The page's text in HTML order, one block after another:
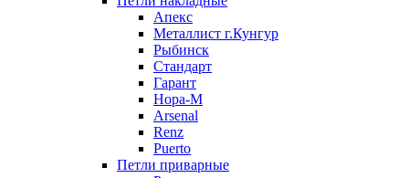
Апекс
Металлист г.Кунгур
Рыбинск
Стандарт
Гарант
Нора-М
Arsenal
Renz
Puerto
Петли приварные